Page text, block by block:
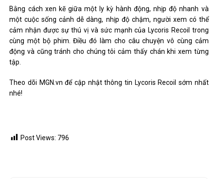
Bằng cách xen kẽ giữa một ly kỳ hành động, nhịp độ nhanh và
một cuộc sống cảnh dễ dàng, nhịp độ chậm, người xem có thể
cảm nhận được sự thú vị và sức mạnh của Lycoris Recoil trong
cùng một bộ phim. Điều đó làm cho câu chuyện vô cùng cảm
động và cũng tránh cho chúng tôi cảm thấy chán khi xem từng
tập.
Theo dõi MGN.vn để cập nhật thông tin Lycoris Recoil sớm nhất
nhé!
Post Views: 796